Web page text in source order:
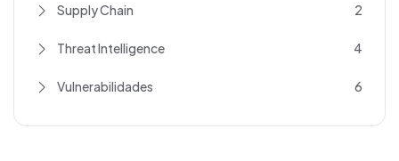
Supply Chain 2
Threat Intelligence 4
Vulnerabilidades 6